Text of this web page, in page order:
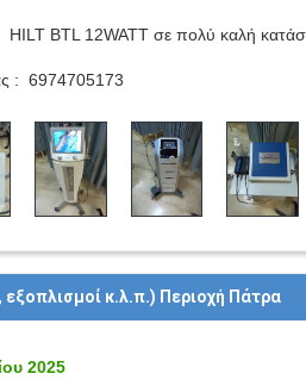
HILT BTL 12WATT σε πολύ καλή
: 6974705173
κ.λ.π.) Περιοχή Πάτρα
2025